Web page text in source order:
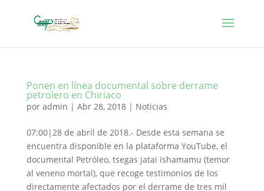
Ponen en línea documental sobre derrame
petrolero en Chiriaco
por admin | Abr 28, 2018| Noticias
07:00|28 de abril de 2018.- Desde esta semana se
encuentra disponible en la plataforma YouTube, el
documental Petróleo, tsegas jatai ishamamu (temor
al veneno mortal), que recoge testimonios de los
directamente afectados por el derrame de tres mil